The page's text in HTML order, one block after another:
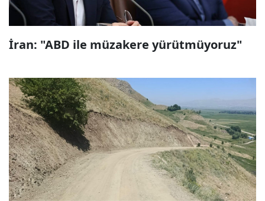
İran: "ABD ile müzakere yürütmüyoruz"